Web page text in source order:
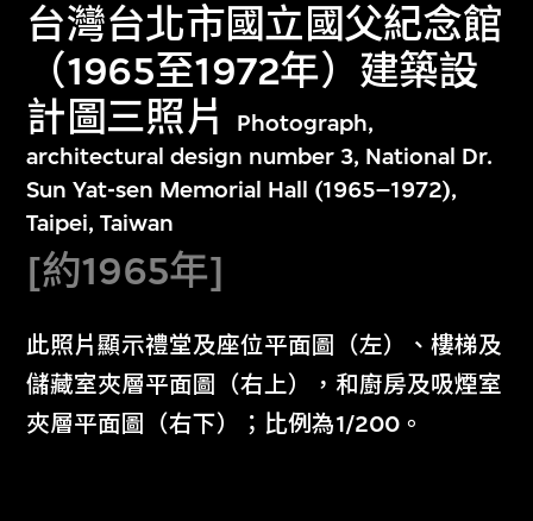
台灣台北市國立國父紀念館
（1965至1972年）建築設
計圖三照片
Photograph,
architectural design number 3, National Dr.
Sun Yat-sen Memorial Hall (1965–1972),
Taipei, Taiwan
[約1965年]
此照片顯示禮堂及座位平面圖（左）、樓梯及
儲藏室夾層平面圖（右上），和廚房及吸煙室
夾層平面圖（右下）；比例為1/200。